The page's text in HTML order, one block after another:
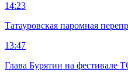
14:23
Татауровская паромная
13:47
Глава Бурятии на фестивале